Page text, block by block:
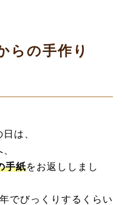
らの手作り
は、
手紙をお返ししまし
でびっくりするくらい